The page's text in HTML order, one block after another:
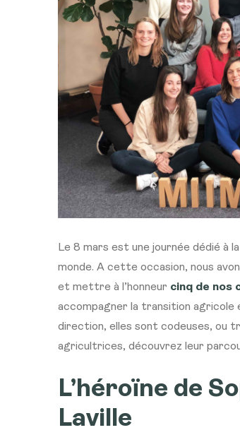
Le 8 mars est une journée dédié à
monde. A cette occasion, nous
et mettre à l’honneur cinq de nos
accompagner la transition
direction, elles sont codeuses, ou
agricultrices, découvrez leur
L’héroïne de
Laville